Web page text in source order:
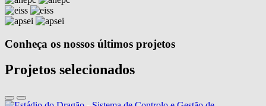
Conheça os nossos últimos projetos
Projetos selecionados